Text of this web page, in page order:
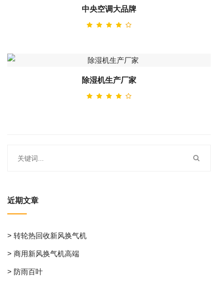
中央空调大品牌
除湿机生产厂家
近期文章
> 转轮热回收新风换气机
> 商用新风换气机高端
> 防雨百叶